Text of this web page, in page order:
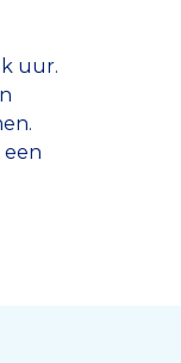
uur.
een
MC